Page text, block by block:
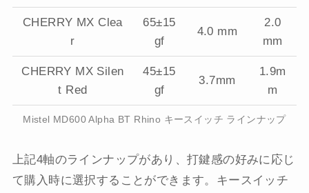
CHERRY MX Clea
r
65±15
gf
4.0 mm
2.0
mm
CHERRY MX Silen
t Red
45±15
gf
3.7mm
1.9m
m
Mistel MD600 Alpha BT Rhino キースイッチ ラインナップ
上記4軸のラインナップがあり、打鍵感の好みに応じ
て購入時に選択することができます。キースイッチ